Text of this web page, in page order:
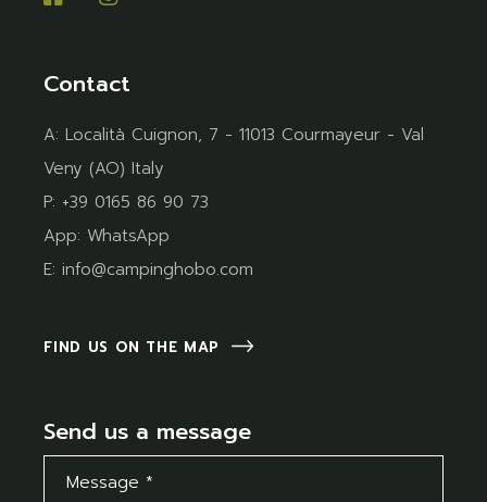
Contact
A:Località Cuignon, 7 - 11013 Courmayeur - Val
Veny (AO) Italy
P: +39 0165 86 90 73
App: WhatsApp
E:info@campinghobo.com
FIND US ON THE MAP
Send us a message